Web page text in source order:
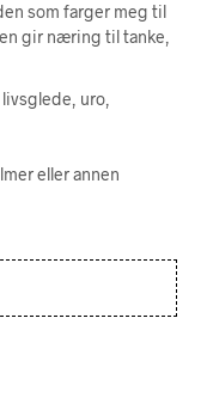
som farger meg til
gir næring til tanke,
uro,
eller annen